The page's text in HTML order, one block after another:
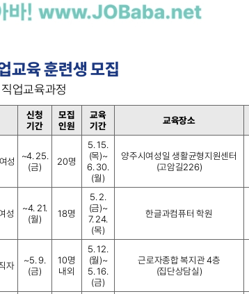
교육 훈련생 모집
업교육과정
신청
기간
모집
인원
교육
기간
교육장소
성
~4. 25.
(금)
20명
5. 15.
(목)~
6. 30.
(월)
양주시여성일 생활균형지원센터
(고암길226)
성
~4. 21.
(월)
18명
5. 2.
(금)~
7. 24.
(목)
한글과컴퓨터 학원
자
~5. 9.
(금)
10명
내외
5. 12.
(월)~
5. 16.
(금)
근로자종합 복지관 4층
(집단상담실)